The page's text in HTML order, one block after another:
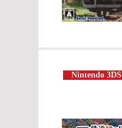
Nintendo 3DS